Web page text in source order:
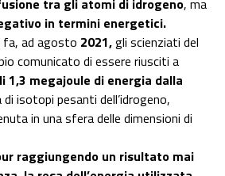
in termini energetici.
fa, ad agosto 2021,gli scienziati del
comunicato di essere riusciti a
1,3 megajoule di energia dalla
di isotopi pesanti dell’idrogeno,
in una sfera delle dimensioni di
raggiungendo un risultato mai